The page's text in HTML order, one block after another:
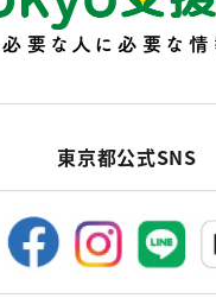
東京都公式SNS